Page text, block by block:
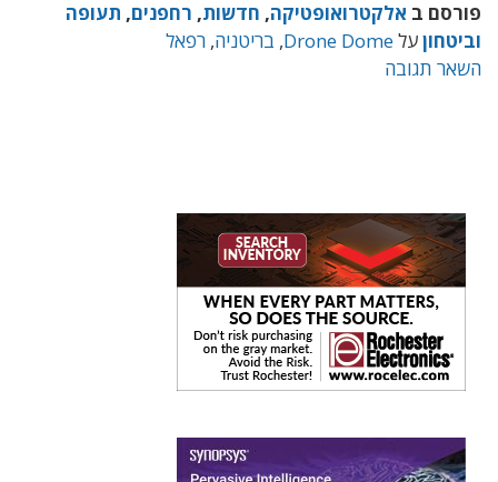
פורסם ב אלקטרואופטיקה, חדשות, רחפנים, תעופה
וביטחוןעלDrone Dome
, בריטניה, רפאל
השאר תגובה